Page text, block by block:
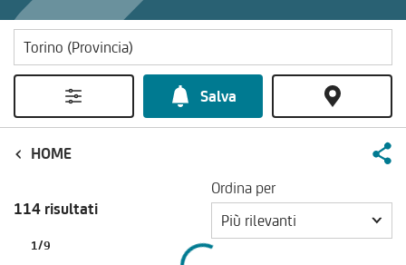
Salva
HOME
114 risultati
Ordina per
Più rilevanti
1/9